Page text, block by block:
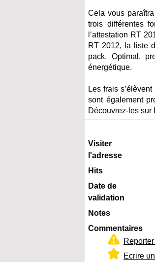
Cela vous
trois différentes
l’attestation RT
RT 2012, la liste
pack, Optimal,
énergétique.
Les frais
sont également
Découvrez-les sur
Visiter
l'adresse
Hits
Date de
validation
Notes
Commentaires
Ecrire